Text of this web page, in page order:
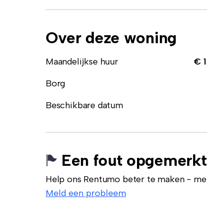
Over deze woning
Maandelijkse huur €
Borg
Beschikbare datum
Een fout
Help ons Rentumo beter te maken -
Meld een probleem